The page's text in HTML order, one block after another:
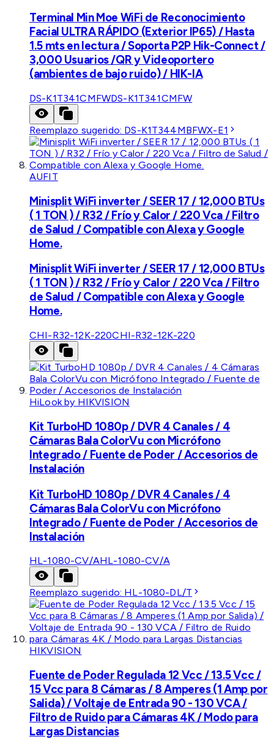
Terminal Min Moe WiFi de Reconocimiento
Facial ULTRA RÁPIDO (Exterior IP65) / Hasta
1.5 mts en lectura / Soporta P2P Hik-Connect /
3,000 Usuarios /QR y Videoportero
(ambientes de bajo ruido) / HIK-IA
DS-K1T341CMFWDS-K1T341CMFW
Reemplazo sugerido: DS-K1T344MBFWX-E1
AUFIT
Minisplit WiFi inverter / SEER 17 / 12,000 BTUs
( 1 TON ) / R32 / Frío y Calor / 220 Vca / Filtro
de Salud / Compatible con Alexa y Google
Home.
Minisplit WiFi inverter / SEER 17 / 12,000 BTUs
( 1 TON ) / R32 / Frío y Calor / 220 Vca / Filtro
de Salud / Compatible con Alexa y Google
Home.
CHI-R32-12K-220CHI-R32-12K-220
HiLook by HIKVISION
Kit TurboHD 1080p / DVR 4 Canales / 4
Cámaras Bala ColorVu con Micrófono
Integrado / Fuente de Poder / Accesorios de
Instalación
Kit TurboHD 1080p / DVR 4 Canales / 4
Cámaras Bala ColorVu con Micrófono
Integrado / Fuente de Poder / Accesorios de
Instalación
HL-1080-CV/AHL-1080-CV/A
Reemplazo sugerido: HL-1080-DL/T
HIKVISION
Fuente de Poder Regulada 12 Vcc / 13.5 Vcc /
15 Vcc para 8 Cámaras / 8 Amperes (1 Amp por
Salida) / Voltaje de Entrada 90 - 130 VCA /
Filtro de Ruido para Cámaras 4K / Modo para
Largas Distancias